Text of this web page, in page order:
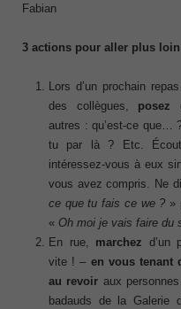
Fabian
3 actions pour aller plus loin
Lors d’un prochain
des collègues, posez
autres : qu’est-ce que…
tu par là ? Etc.
intéressez-vous à eux
vous avez compris. Ne
ce que tu fais ce we ? »
« Oh moi je vais faire du
En rue, marchez d’un
vite ! – en vous tenant
au revoir aux
badauds de la